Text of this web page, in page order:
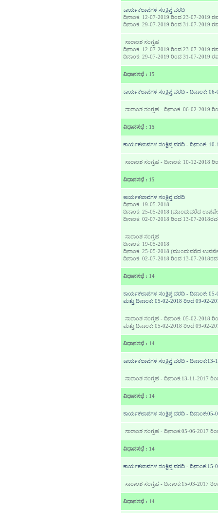
ಕಾರ್ಯಕಲಾಪಗಳ ಸಂಕ್ಷಿಪ್ತ ವರದಿ
ದಿನಾಂಕ: 12-07-2019 ರಿಂದ 23-07-2019
ದಿನಾಂಕ: 29-07-2019 ರಿಂದ 31-07-
ಸಾರಾಂಶ ಸಂಗ್ರಹ
ದಿನಾಂಕ: 12-07-2019 ರಿಂದ 23-07-2019
ದಿನಾಂಕ: 29-07-2019 ರಿಂದ 31-07-
ವಿಧಾನಸಭೆ : 15
ಕಾರ್ಯಕಲಾಪಗಳ ಸಂಕ್ಷಿಪ್ತ ವರದಿ - ದಿನಾಂಕ:
ಸಾರಾಂಶ ಸಂಗ್ರಹ - ದಿನಾಂಕ: 06-02-2019
ವಿಧಾನಸಭೆ : 15
ಕಾರ್ಯಕಲಾಪಗಳ ಸಂಕ್ಷಿಪ್ತ ವರದಿ - ದಿನಾಂಕ:
ಸಾರಾಂಶ ಸಂಗ್ರಹ - ದಿನಾಂಕ: 10-12-2018
ವಿಧಾನಸಭೆ : 15
ಕಾರ್ಯಕಲಾಪಗಳ ಸಂಕ್ಷಿಪ್ತ ವರದಿ
ದಿನಾಂಕ: 19-05-2018
ದಿನಾಂಕ: 25-05-2018 (ಮುಂದುವರೆದ
ದಿನಾಂಕ: 02-07-2018 ರಿಂದ 13-07-
ಸಾರಾಂಶ ಸಂಗ್ರಹ
ದಿನಾಂಕ: 19-05-2018
ದಿನಾಂಕ: 25-05-2018 (ಮುಂದುವರೆದ
ದಿನಾಂಕ: 02-07-2018 ರಿಂದ 13-07-
ವಿಧಾನಸಭೆ : 14
ಕಾರ್ಯಕಲಾಪಗಳ ಸಂಕ್ಷಿಪ್ತ ವರದಿ - ದಿನಾಂಕ:
ಮತ್ತು ದಿನಾಂಕ: 05-02-2018 ರಿಂದ 09-02-
ಸಾರಾಂಶ ಸಂಗ್ರಹ - ದಿನಾಂಕ: 05-02-2018
ಮತ್ತು ದಿನಾಂಕ: 05-02-2018 ರಿಂದ 09-02-
ವಿಧಾನಸಭೆ : 14
ಕಾರ್ಯಕಲಾಪಗಳ ಸಂಕ್ಷಿಪ್ತ ವರದಿ - ದಿನಾಂಕ:13-
ಸಾರಾಂಶ ಸಂಗ್ರಹ - ದಿನಾಂಕ:13-11-2017
ವಿಧಾನಸಭೆ : 14
ಕಾರ್ಯಕಲಾಪಗಳ ಸಂಕ್ಷಿಪ್ತ ವರದಿ - ದಿನಾಂಕ:05-
ಸಾರಾಂಶ ಸಂಗ್ರಹ - ದಿನಾಂಕ:05-06-2017
ವಿಧಾನಸಭೆ : 14
ಕಾರ್ಯಕಲಾಪಗಳ ಸಂಕ್ಷಿಪ್ತ ವರದಿ - ದಿನಾಂಕ:15-
ಸಾರಾಂಶ ಸಂಗ್ರಹ - ದಿನಾಂಕ:15-03-2017
ವಿಧಾನಸಭೆ : 14